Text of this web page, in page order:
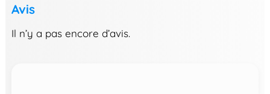
Avis
Il n’y a pas encore d’avis.